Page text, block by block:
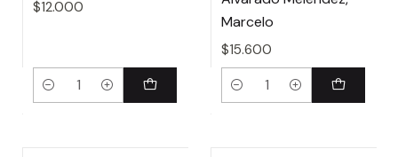
$12.000
Cantidad
Marcelo
$15.600
Cantidad